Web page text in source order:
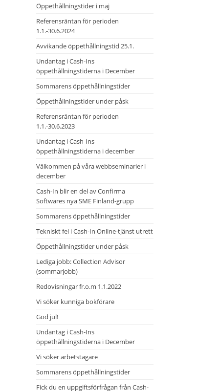
Öppethållningstider i maj
Referensräntan för perioden
1.1.-30.6.2024
Avvikande öppethållningstid 25.1.
Undantag i Cash-Ins
öppethållningstiderna i December
Sommarens öppethållningstider
Öppethållningstider under påsk
Referensräntan för perioden
1.1.-30.6.2023
Undantag i Cash-Ins
öppethållningstiderna i december
Välkommen på våra webbseminarier i
december
Cash-In blir en del av Confirma
Softwares nya SME Finland-grupp
Sommarens öppethållningstider
Tekniskt fel i Cash-In Online-tjänst utrett
Öppethållningstider under påsk
Lediga jobb: Collection Advisor
(sommarjobb)
Redovisningar fr.o.m 1.1.2022
Vi söker kunniga bokförare
God jul!
Undantag i Cash-Ins
öppethållningstiderna i December
Vi söker arbetstagare
Sommarens öppethållningstider
Fick du en uppgiftsförfrågan från Cash-